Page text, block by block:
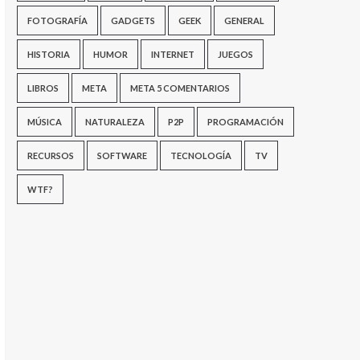
FOTOGRAFÍA GADGETS GEEK GENERAL
HISTORIA HUMOR INTERNET JUEGOS
LIBROS META META 5 COMENTARIOS
MÚSICA NATURALEZA P2P PROGRAMACIÓN
RECURSOS SOFTWARE TECNOLOGÍA TV
WTF?